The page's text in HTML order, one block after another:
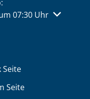
oder Schließzeiten
07:30 Uhr
Seite
Seite